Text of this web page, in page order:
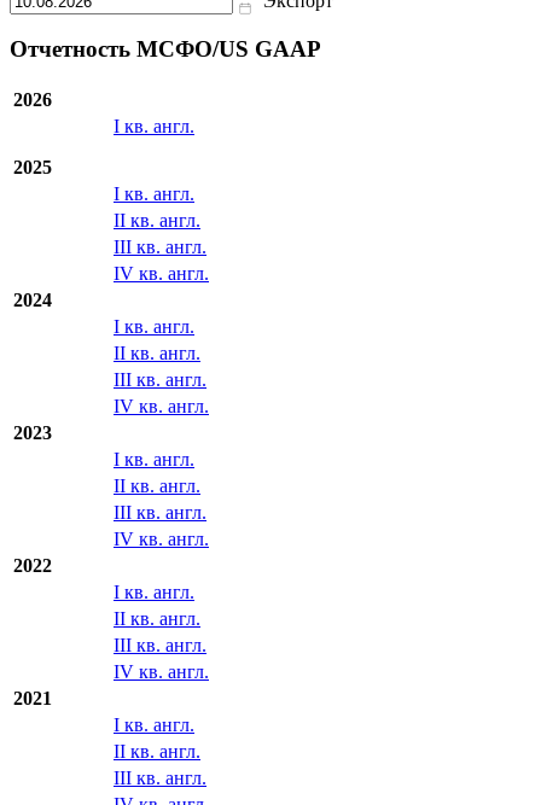
Отчетность МСФО/US GAAP
2026
I кв. англ.
2025
I кв. англ.
II кв. англ.
III кв. англ.
IV кв. англ.
2024
I кв. англ.
II кв. англ.
III кв. англ.
IV кв. англ.
2023
I кв. англ.
II кв. англ.
III кв. англ.
IV кв. англ.
2022
I кв. англ.
II кв. англ.
III кв. англ.
IV кв. англ.
2021
I кв. англ.
II кв. англ.
III кв. англ.